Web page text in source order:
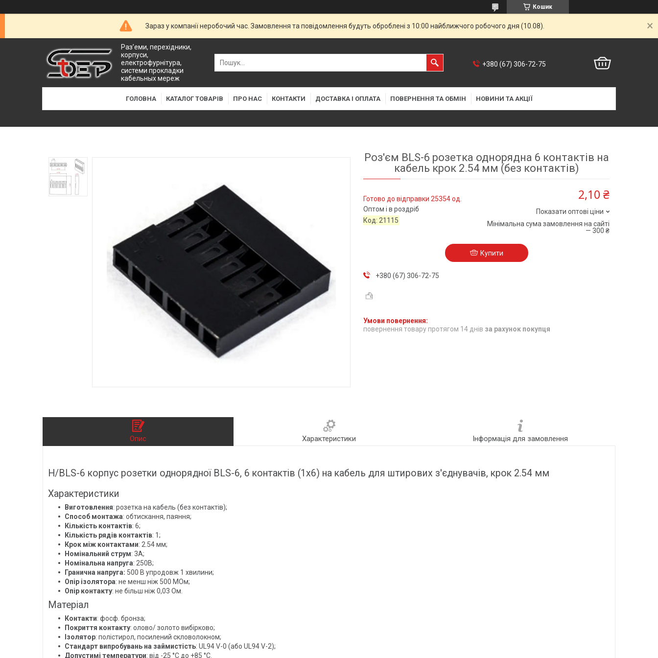
Кошик
Зараз у компанії неробочий час. Замовлення та повідомлення будуть оброблені з 10:00 найближчого робочого дня (10.08).
Раз’еми, перехідники,
корпуси,
електрофурнітура,
системи прокладки
кабельных мереж
+380 (67) 306-72-75
ГОЛОВНА КАТАЛОГ ТОВАРІВ ПРО НАС КОНТАКТИ ДОСТАВКА І ОПЛАТА ПОВЕРНЕННЯ ТА ОБМІН НОВИНИ ТА АКЦІЇ
Роз'єм BLS-6 розетка однорядна 6 контактів на
кабель крок 2.54 мм (без контактів)
Готово до відправки 25354 од.
Оптом і в роздріб
Код: 21115
2,10 ₴
Показати оптові ціни
Мінімальна сума замовлення на сайті
— 300 ₴
Купити
+380 (67) 306-72-75
повернення товару протягом 14 днів за рахунок покупця
Опис Характеристики Інформація для замовлення
H/BLS-6 корпус розетки однорядної BLS-6, 6 контактів (1х6) на кабель для штирових з'єднувачів, крок 2.54 мм
Характеристики
Виготовлення: розетка на кабель (без контактів);
Способ монтажа: обтискання, паяння;
Кількість контактів: 6;
Кількість рядів контактів: 1;
Крок між контактами: 2.54 мм;
Номінальний струм: 3A;
Номінальна напруга: 250В;
Гранична напруга: 500 В упродовж 1 хвилини;
Опір ізолятора: не менш ніж 500 МОм;
Опір контакту: не більш ніж 0,03 Ом.
Матеріал
Контакти: фосф. бронза;
Покриття контакту: олово/ золото вибірково;
Ізолятор: полістирол, посилений скловолокном;
Стандарт випробувань на займистість: UL94 V-0 (або UL94 V-2);
Допустимі температури: від -25 °C до +85 °C.